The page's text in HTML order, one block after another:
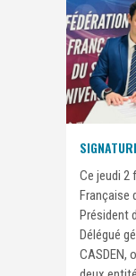
Ce jeudi 2
Française
Président
Délégué
CASDEN,